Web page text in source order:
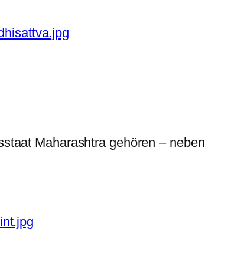
Maharashtra gehören – neben